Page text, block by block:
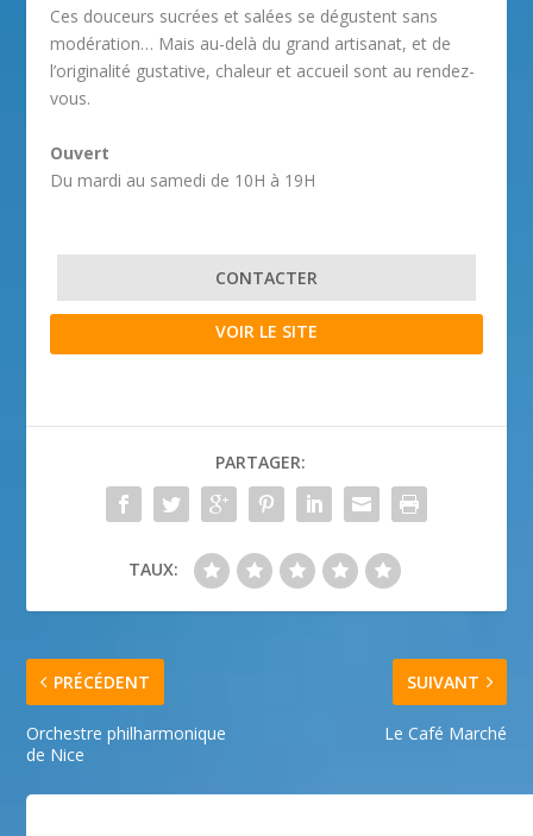
Ces douceurs sucrées et salées se dégustent sans
modération… Mais au-delà du grand artisanat, et de
l’originalité gustative, chaleur et accueil sont au rendez-
vous.
Ouvert
Du mardi au samedi de 10H à 19H
CONTACTER
VOIR LE SITE
PARTAGER:
TAUX:
PRÉCÉDENT
Orchestre philharmonique
de Nice
SUIVANT
Le Café Marché